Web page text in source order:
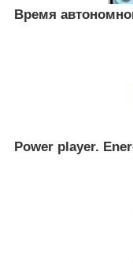
Время
Power player.